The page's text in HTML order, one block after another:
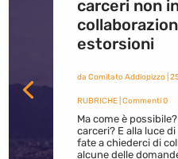
carceri non
estorsioni
da Comitato Addiopizzo|
RUBRICHE| Commenti 0
Ma come è
carceri? E alla luce
fate a chiederci di
alcune delle